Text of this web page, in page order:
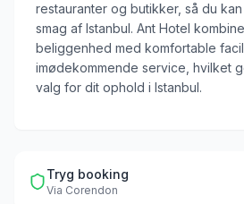
restauranter og butikker, så du
smag af Istanbul. Ant Hotel
beliggenhed med komfortable
imødekommende service, hvilket
valg for dit ophold i Istanbul.
Tryg booking
Via Corendon